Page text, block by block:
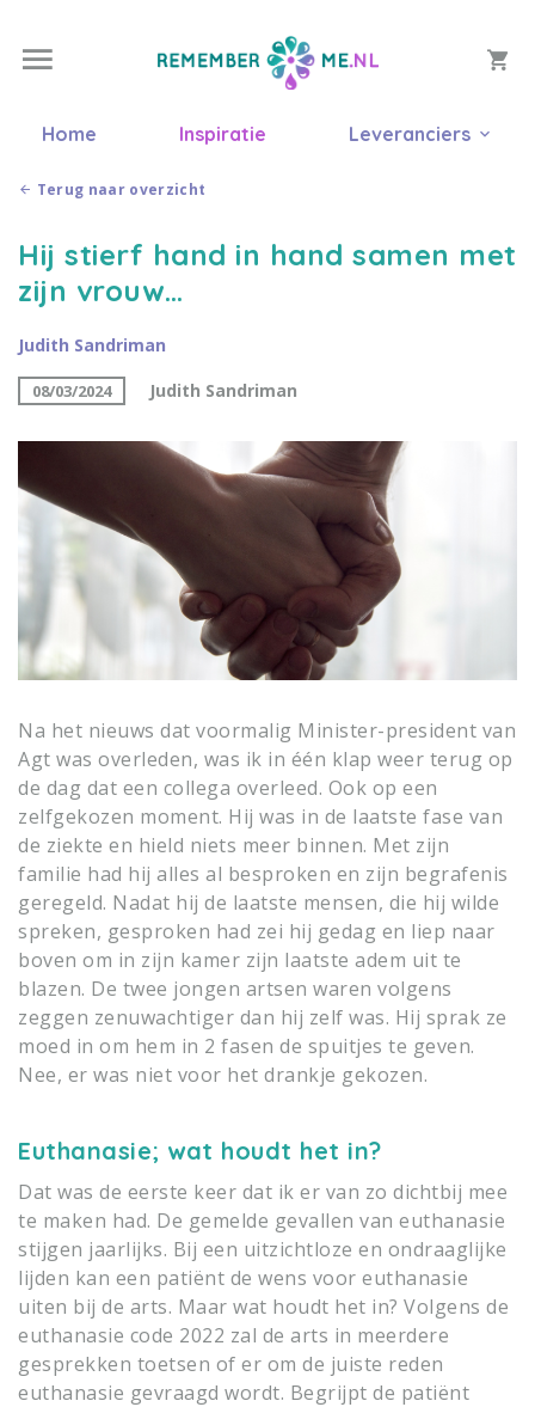
Home Inspiratie Leveranciers
Terug naar overzicht
Hij stierf hand in hand samen met
zijn vrouw…
Judith Sandriman
08/03/2024 Judith Sandriman
Na het nieuws dat voormalig Minister-president van
Agt was overleden, was ik in één klap weer terug op
de dag dat een collega overleed. Ook op een
zelfgekozen moment. Hij was in de laatste fase van
de ziekte en hield niets meer binnen. Met zijn
familie had hij alles al besproken en zijn begrafenis
geregeld. Nadat hij de laatste mensen, die hij wilde
spreken, gesproken had zei hij gedag en liep naar
boven om in zijn kamer zijn laatste adem uit te
blazen. De twee jongen artsen waren volgens
zeggen zenuwachtiger dan hij zelf was. Hij sprak ze
moed in om hem in 2 fasen de spuitjes te geven.
Nee, er was niet voor het drankje gekozen.
Euthanasie; wat houdt het in?
Dat was de eerste keer dat ik er van zo dichtbij mee
te maken had. De gemelde gevallen van euthanasie
stijgen jaarlijks. Bij een uitzichtloze en ondraaglijke
lijden kan een patiënt de wens voor euthanasie
uiten bij de arts. Maar wat houdt het in? Volgens de
euthanasie code 2022 zal de arts in meerdere
gesprekken toetsen of er om de juiste reden
euthanasie gevraagd wordt. Begrijpt de patiënt